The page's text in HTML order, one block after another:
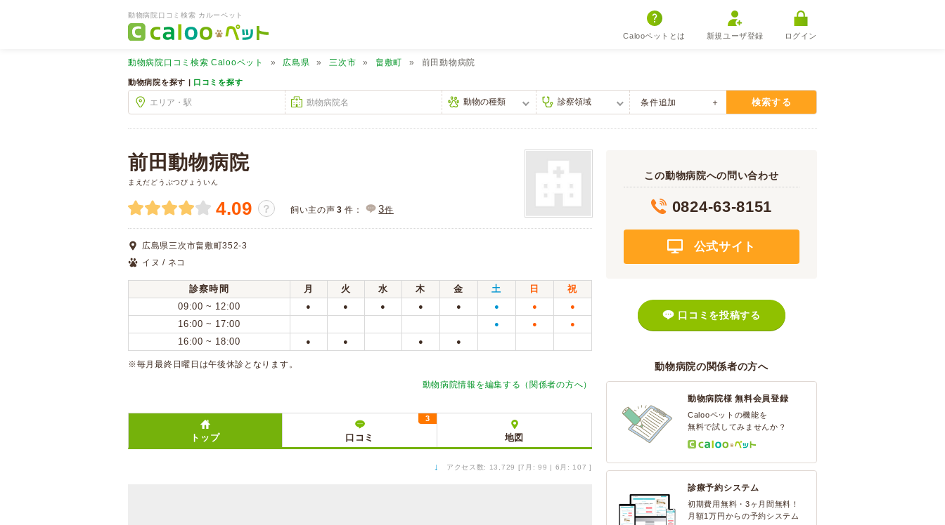
動物病院口コミ検索 カルーペット
Calooペットとは 新規ユーザ登録 ログイン
動物病院口コミ検索 Calooペット 広島県 三次市 畠敷町 前田動物病院
動物病院を探す | 口コミを探す
条件追加 検索する
前田動物病院
まえだどうぶつびょういん
4.09 ？ 飼い主の声 3 件： 3件
広島県三次市畠敷町352-3
イヌ / ネコ
診察時間 月 火 水 木 金 土 日
祝
09:00 ~ 12:00
● ● ● ● ● ● ● ●
16:00 ~ 17:00 ● ● ●
16:00 ~ 18:00 ● ● ● ●
※毎月最終日曜日は午後休診となります。
動物病院情報を編集する（関係者の方へ）
トップ 口コミ
3
地図
↓ アクセス数: 13,729 [7月: 99 | 6月: 107 ]
この動物病院への問い合わせ
0824-63-8151
公式サイト
口コミを投稿する
動物病院の関係者の方へ
動物病院様 無料会員登録
Calooペットの機能を
無料で試してみませんか？
診療予約システム
初期費用無料・3ヶ月間無料！
月額1万円からの予約システム